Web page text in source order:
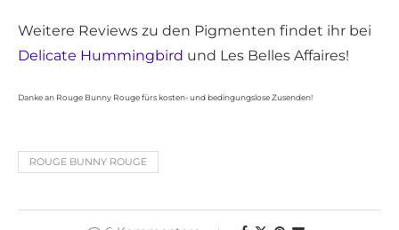
Weitere Reviews zu den Pigmenten findet ihr bei
Delicate Hummingbird und Les Belles Affaires!
Danke an Rouge Bunny Rouge fürs kosten- und bedingungslose Zusenden!
ROUGE BUNNY ROUGE